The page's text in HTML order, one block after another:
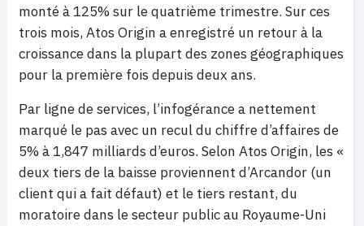
monté à 125% sur le quatrième trimestre. Sur ces
trois mois, Atos Origin a enregistré un retour à la
croissance dans la plupart des zones géographiques
pour la première fois depuis deux ans.
Par ligne de services, l’infogérance a nettement
marqué le pas avec un recul du chiffre d’affaires de
5% à 1,847 milliards d’euros. Selon Atos Origin, les «
deux tiers de la baisse proviennent d’Arcandor (un
client qui a fait défaut) et le tiers restant, du
moratoire dans le secteur public au Royaume-Uni